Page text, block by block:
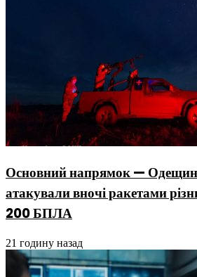
Основний напрямок —
атакували вночі ракетами
200 БПЛА
21 годину назад